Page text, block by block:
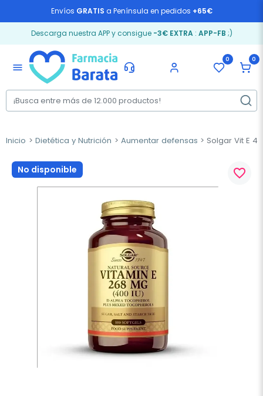
Envíos GRATIS a Península en pedidos +65€
Descarga nuestra APP y consigue -3€ EXTRA: APP-FB ;)
menu
0 0
Inicio Dietética y Nutrición Aumentar defensas Solgar Vit E
No disponible favorite_border